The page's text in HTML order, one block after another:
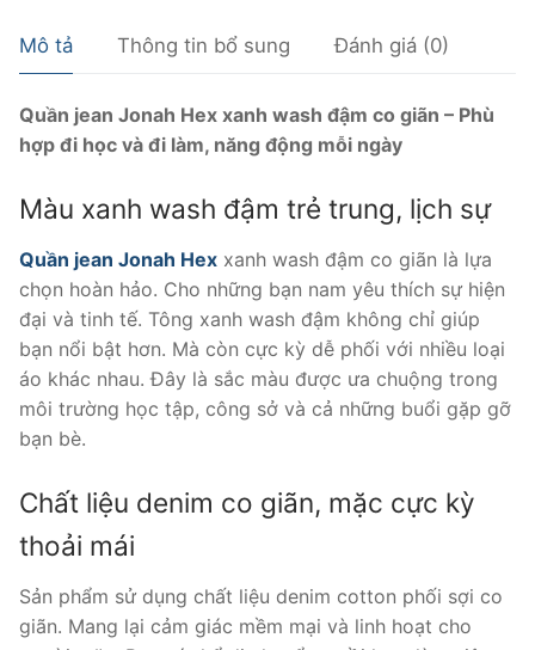
Mô tả Thông tin bổ sung Đánh giá (0)
Quần jean Jonah Hex xanh wash đậm co giãn – Phù
hợp đi học và đi làm, năng động mỗi ngày
Màu xanh wash đậm trẻ trung, lịch sự
Quần jean Jonah Hex xanh wash đậm co giãn là lựa
chọn hoàn hảo. Cho những bạn nam yêu thích sự hiện
đại và tinh tế. Tông xanh wash đậm không chỉ giúp
bạn nổi bật hơn. Mà còn cực kỳ dễ phối với nhiều loại
áo khác nhau. Đây là sắc màu được ưa chuộng trong
môi trường học tập, công sở và cả những buổi gặp gỡ
bạn bè.
Chất liệu denim co giãn, mặc cực kỳ
thoải mái
Sản phẩm sử dụng chất liệu denim cotton phối sợi co
giãn. Mang lại cảm giác mềm mại và linh hoạt cho